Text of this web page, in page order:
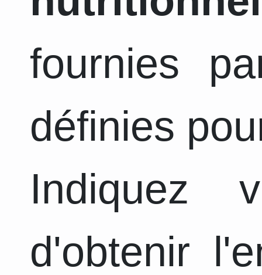
fournies
définies
Indiquez
d'obtenir